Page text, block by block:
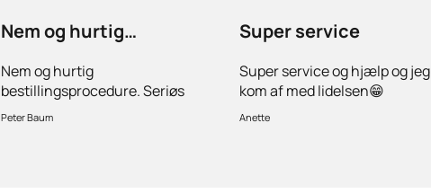
Nem og hurtig
Nem og hurtig
bestillingsprocedure. Seriøs
lægefaglig vurdering ved
Peter Baum
Super service
Super service og hjælp og jeg
kom af med lidelsen😁
Anette